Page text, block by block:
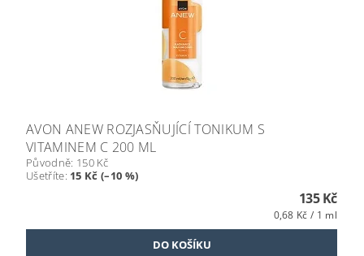
AVON ANEW ROZJASŇUJÍCÍ TONIKUM S
VITAMINEM C 200 ML
Původně: 150 Kč
Ušetříte: 15 Kč (–10 %)
135 Kč
0,68 Kč / 1 ml